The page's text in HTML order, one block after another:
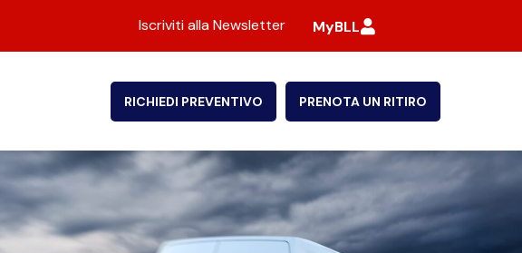
Iscriviti alla Newsletter MyBLL
RICHIEDI PREVENTIVO PRENOTA UN RITIRO